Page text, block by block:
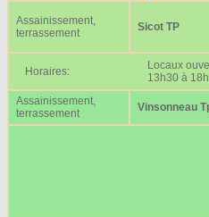
Assainissement,
terrassement
Sicot TP
Horaires:
Locaux
13h30 à 18h
Assainissement,
terrassement
Vinsonneau